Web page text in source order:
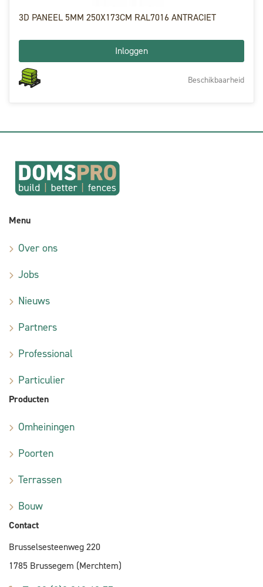
3D PANEEL 5MM 250X173CM RAL7016 ANTRACIET
Inloggen
Beschikbaarheid
Menu
Over ons
Jobs
Nieuws
Partners
Professional
Particulier
Producten
Omheiningen
Poorten
Terrassen
Bouw
Contact
Brusselsesteenweg 220
1785 Brussegem (Merchtem)